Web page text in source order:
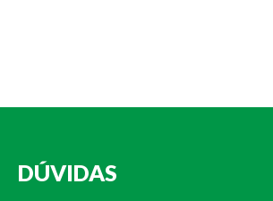
DÚVIDAS